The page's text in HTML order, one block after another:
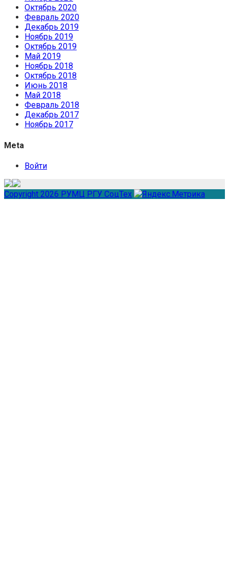
Октябрь 2020
Февраль 2020
Декабрь 2019
Ноябрь 2019
Октябрь 2019
Май 2019
Ноябрь 2018
Октябрь 2018
Июнь 2018
Май 2018
Февраль 2018
Декабрь 2017
Ноябрь 2017
Meta
Войти
Copyright 2026 РУМЦ РГУ СоцТех